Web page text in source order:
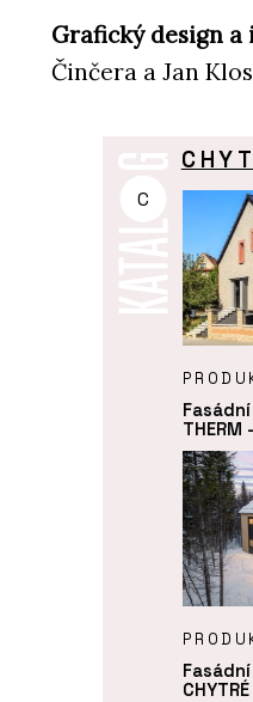
Grafický design a
Činčera a Jan
C
Fasádní
THERM
Fasádní